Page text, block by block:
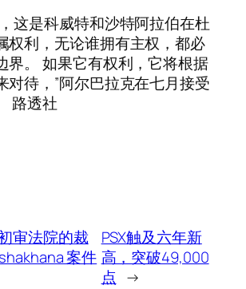
这是科威特和沙特阿拉伯在杜
权利，无论谁拥有主权，都必
界。 如果它有权利，它将根据
对待，”阿尔巴拉克在七月接受
路透社
审法院的裁
案件
PSX触及六年新
高，突破49,000
点 →